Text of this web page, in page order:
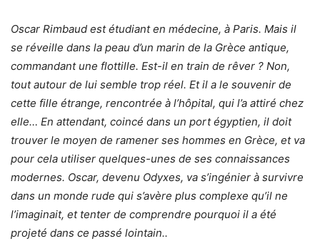
Oscar Rimbaud est étudiant en médecine, à Paris. Mais il
se réveille dans la peau d’un marin de la Grèce antique,
commandant une flottille. Est-il en train de rêver ? Non,
tout autour de lui semble trop réel. Et il a le souvenir de
cette fille étrange, rencontrée à l’hôpital, qui l’a attiré chez
elle… En attendant, coincé dans un port égyptien, il doit
trouver le moyen de ramener ses hommes en Grèce, et va
pour cela utiliser quelques-unes de ses connaissances
modernes. Oscar, devenu Odyxes, va s’ingénier à survivre
dans un monde rude qui s’avère plus complexe qu’il ne
l’imaginait, et tenter de comprendre pourquoi il a été
projeté dans ce passé lointain..